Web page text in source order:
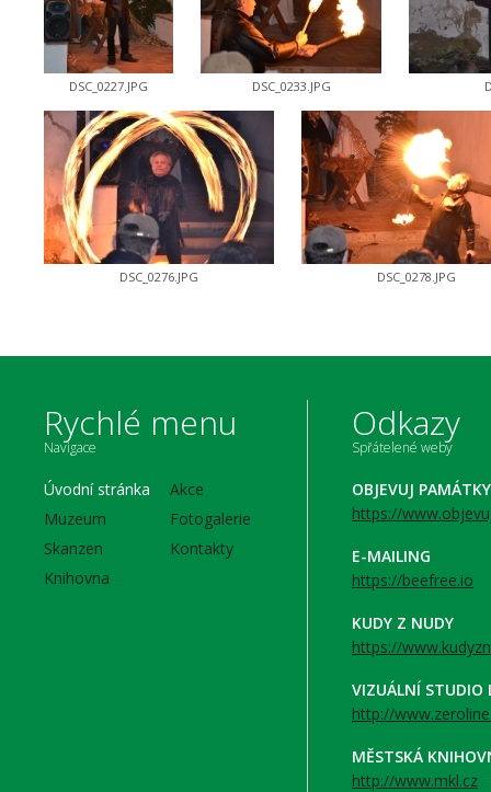
DSC_0227.JPG DSC_0233.JPG
DSC_0276.JPG DSC_0278.JPG
Rychlé menu
Navigace
Úvodní stránka
Muzeum
Skanzen
Knihovna
Akce
Fotogalerie
Kontakty
Odkazy
Spřátelené weby
OBJEVUJ PAMÁTKY
https://
E-MAILING
https://beefree.io
KUDY Z NUDY
https://
VIZUÁLNÍ STUDIO
http://
MĚSTSKÁ
http://www.mkl.cz